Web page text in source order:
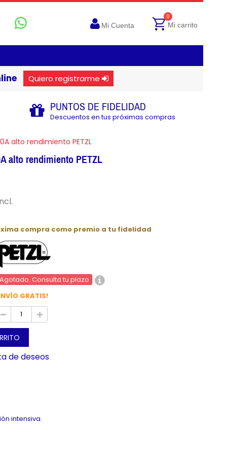
Mi Cuenta
0
Mi carrito
Quiero registrarme
PUNTOS DE FIDELIDAD
Descuentos en tus próximas compras
alto rendimiento PETZL
alto rendimiento PETZL
compra como premio a tu fidelidad
Agotado. Consulta tu plazo
GRATIS!
de deseos
intensiva.